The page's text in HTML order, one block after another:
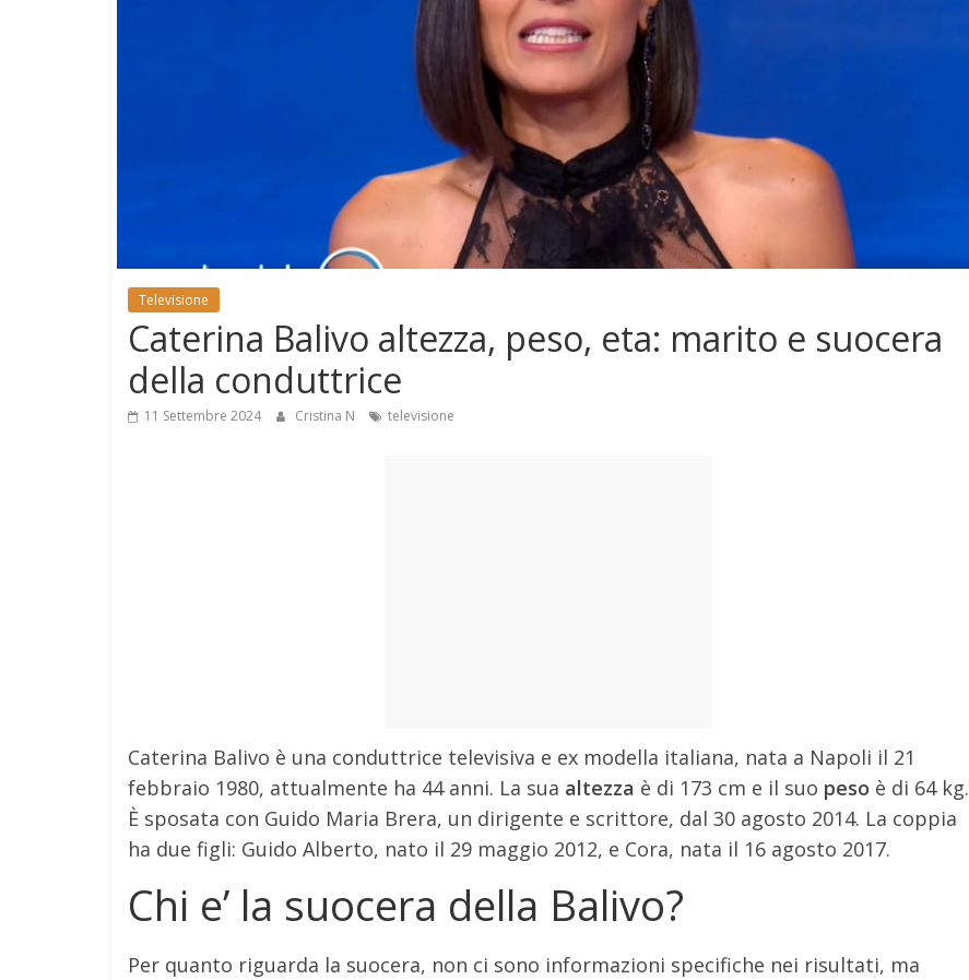
Televisione
Caterina Balivo altezza, peso, eta: marito e suocera
della conduttrice
11 Settembre 2024 Cristina N televisione
Caterina Balivo è una conduttrice televisiva e ex modella italiana, nata a Napoli il 21
febbraio 1980, attualmente ha 44 anni. La sua altezza è di 173 cm e il suo peso è di 64 kg.
È sposata con Guido Maria Brera, un dirigente e scrittore, dal 30 agosto 2014. La coppia
ha due figli: Guido Alberto, nato il 29 maggio 2012, e Cora, nata il 16 agosto 2017.
Chi e’ la suocera della Balivo?
Per quanto riguarda la suocera, non ci sono informazioni specifiche nei risultati, ma